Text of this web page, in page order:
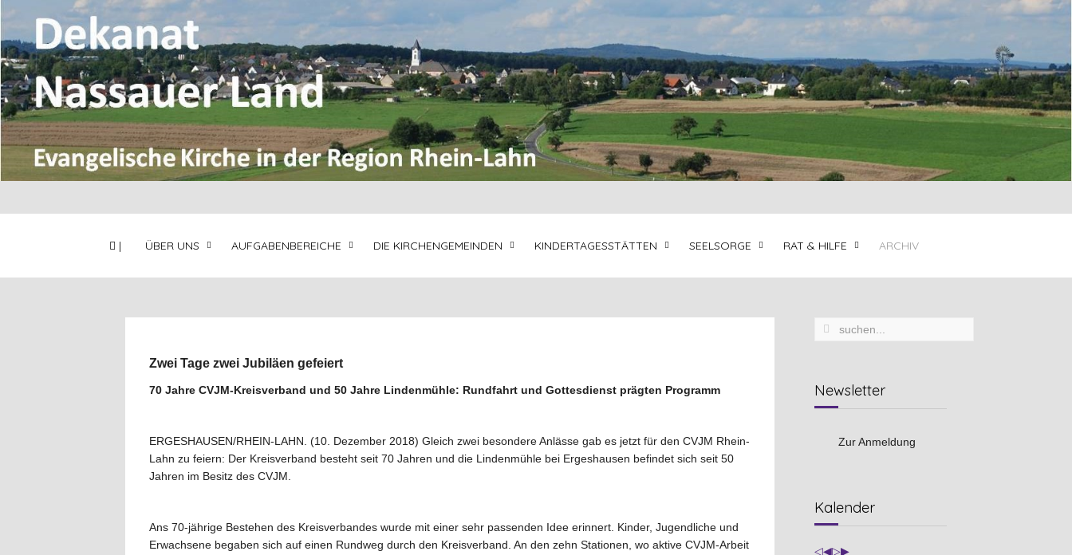
| ÜBER UNS AUFGABENBEREICHE DIE KIRCHENGEMEINDEN KINDERTAGESSTÄTTEN SEELSORGE RAT & HILFE ARCHIV
Zwei Tage zwei Jubiläen gefeiert
70 Jahre CVJM-Kreisverband und 50 Jahre Lindenmühle: Rundfahrt und Gottesdienst prägten Programm
ERGESHAUSEN/RHEIN-LAHN. (10. Dezember 2018) Gleich zwei besondere Anlässe gab es jetzt für den CVJM Rhein-
Lahn zu feiern: Der Kreisverband besteht seit 70 Jahren und die Lindenmühle bei Ergeshausen befindet sich seit 50
Jahren im Besitz des CVJM.
Ans 70-jährige Bestehen des Kreisverbandes wurde mit einer sehr passenden Idee erinnert. Kinder, Jugendliche und
Erwachsene begaben sich auf einen Rundweg durch den Kreisverband. An den zehn Stationen, wo aktive CVJM-Arbeit
Newsletter
Zur Anmeldung
Kalender
Vorheriges
Jahr
Vorheriger
Monat
Nächstes
Jahr
Nächstes
Monat